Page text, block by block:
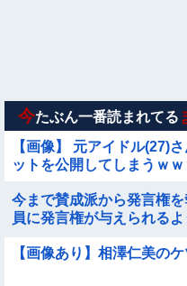
今たぶん一番読まれてる
【画像】 元アイドル(27)
ットを公開してしまうｗｗ
今まで賛成派から発言権
員に発言権が与えられる
【画像あり】相澤仁美のケ